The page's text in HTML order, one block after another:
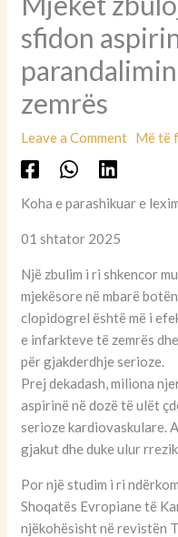
sfidon
zemrës
Leave a Comment Më të
Koha e parashikuar e
01 shtator 2025
Një zbulim i ri shkencor
mjekësore në mbarë
clopidogrel është më i
e infarkteve të zemrës
për gjakderdhje serioze.
Prej dekadash, miliona
aspirinë në dozë të ulët
serioze kardiovaskulare.
gjakut dhe duke ulur
Por një studim i ri
Shoqatës Evropiane të
njëkohësisht në revistën